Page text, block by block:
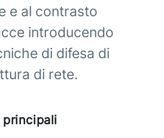
e al contrasto
introducendo
di difesa di
di rete.